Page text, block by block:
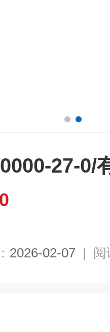
27-0/
2026-02-07 | 阅